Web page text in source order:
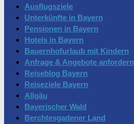
Ausflugsziele
Unterkünfte in Bayern
Pensionen in Bayern
Hotels in Bayern
Bauernhofurlaub mit Kindern
Anfrage & Angebote anfordern
Reiseblog Bayern
Reiseziele Bayern
Allgäu
Bayerischer Wald
Berchtesgadener Land